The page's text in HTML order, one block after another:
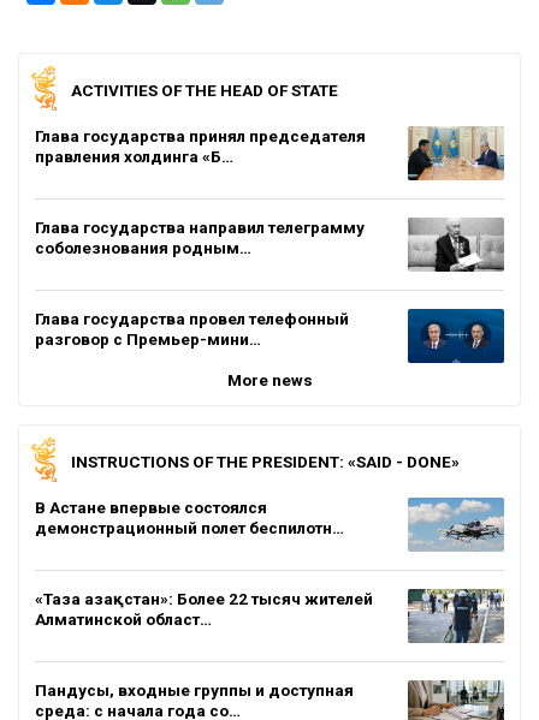
ACTIVITIES OF THE HEAD OF STATE
Глава государства принял председателя
правления холдинга «Б…
Глава государства направил телеграмму
соболезнования родным…
Глава государства провел телефонный
разговор с Премьер-мини…
More news
INSTRUCTIONS OF THE PRESIDENT: «SAID - DONE»
В Астане впервые состоялся
демонстрационный полет беспилотн…
«Таза Қазақстан»: Более 22 тысяч жителей
Алматинской област…
Пандусы, входные группы и доступная
среда: с начала года со…